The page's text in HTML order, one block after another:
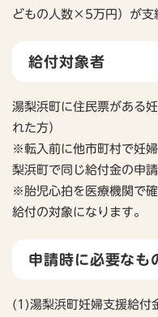
どもの人数×5万円）が支
給付対象者
湯梨浜町に住民票がある
れた方）
※転入前に他市町村で妊
梨浜町で同じ給付金の申請
※胎児心拍を医療機関で
給付の対象になります。
申請時に必要なも
(1)湯梨浜町妊婦支援給付